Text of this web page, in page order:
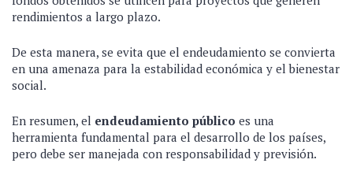
rendimientos a largo plazo.
De esta manera, se evita que el endeudamiento se convierta
en una amenaza para la estabilidad económica y el bienestar
social.
En resumen, el endeudamiento público es una
herramienta fundamental para el desarrollo de los países,
pero debe ser manejada con responsabilidad y previsión.